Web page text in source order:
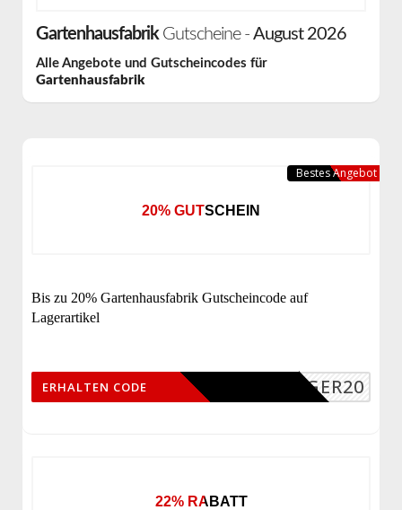
GartenhausfabrikGutscheine - August 2026
Alle Angebote und Gutscheincodes für
Gartenhausfabrik
20% GUTSCHEIN
Bis zu 20% Gartenhausfabrik Gutscheincode auf
Lagerartikel
LAGER20
ERHALTEN CODE
Bestes Angebot
22% RABATT